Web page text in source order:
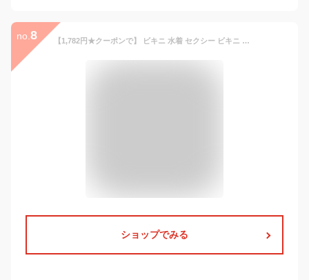
no. 8 【1,782円★クーポンで】 ビキニ 水着 セクシー ビキニ バンドゥ レディース 2点セット 無地 ビキニセット バスト 盛れる ホルターネック ワイヤービキニ スイムウエア クロス 大人 セクシー 可愛い 黒 チェック ギャル 小胸 大きい 女性 海 プール スポーツ 大人 M L XL LL
ショップでみる